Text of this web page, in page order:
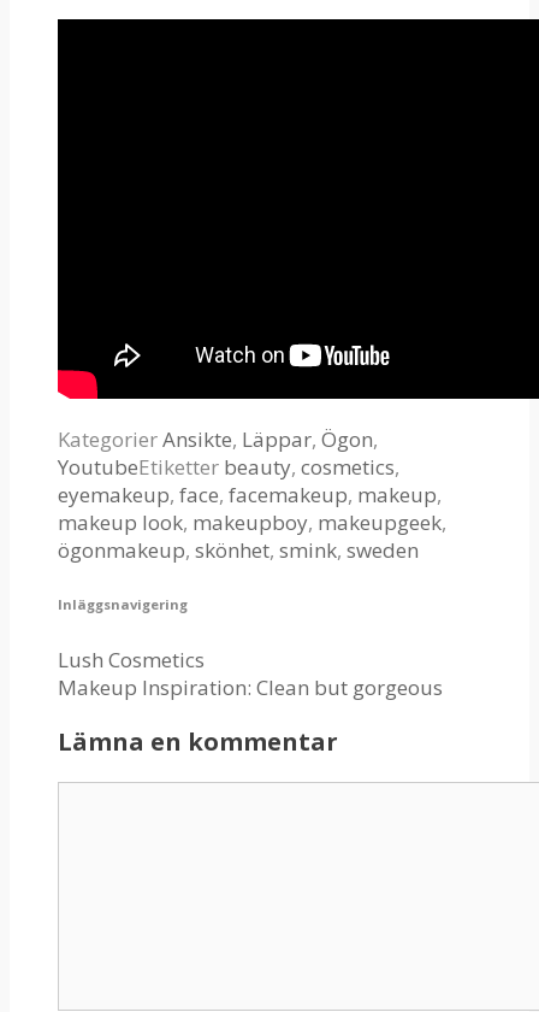
KategorierAnsikte, Läppar, Ögon,
YoutubeEtiketter beauty, cosmetics,
eyemakeup, face, facemakeup, makeup,
makeup look, makeupboy, makeupgeek,
ögonmakeup, skönhet, smink, sweden
Inläggsnavigering
Lush Cosmetics
Makeup Inspiration: Clean but gorgeous
Lämna en kommentar